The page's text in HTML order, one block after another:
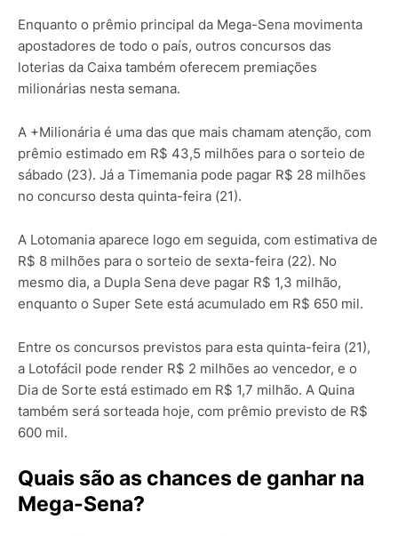
Enquanto o prêmio principal da Mega-Sena movimenta
apostadores de todo o país, outros concursos das
loterias da Caixa também oferecem premiações
milionárias nesta semana.
A +Milionária é uma das que mais chamam atenção, com
prêmio estimado em R$ 43,5 milhões para o sorteio de
sábado (23). Já a Timemania pode pagar R$ 28 milhões
no concurso desta quinta-feira (21).
A Lotomania aparece logo em seguida, com estimativa de
R$ 8 milhões para o sorteio de sexta-feira (22). No
mesmo dia, a Dupla Sena deve pagar R$ 1,3 milhão,
enquanto o Super Sete está acumulado em R$ 650 mil.
Entre os concursos previstos para esta quinta-feira (21),
a Lotofácil pode render R$ 2 milhões ao vencedor, e o
Dia de Sorte está estimado em R$ 1,7 milhão. A Quina
também será sorteada hoje, com prêmio previsto de R$
600 mil.
Quais são as chances de ganhar na
Mega-Sena?